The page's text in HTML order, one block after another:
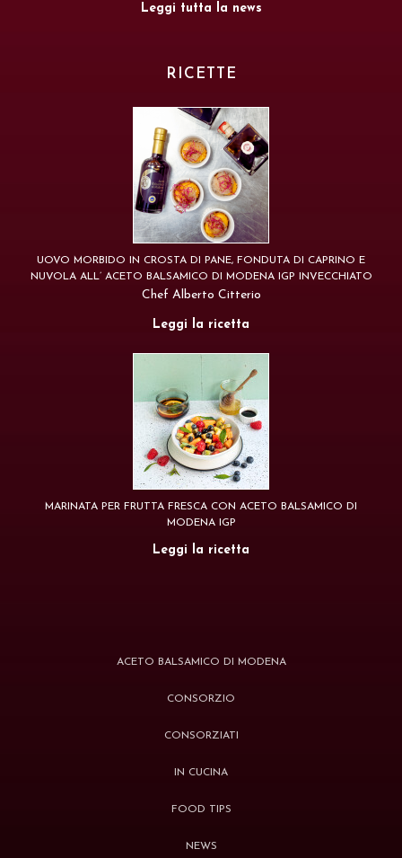
Leggi tutta la news
RICETTE
UOVO MORBIDO IN CROSTA DI PANE, FONDUTA DI CAPRINO E
NUVOLA ALL’ ACETO BALSAMICO DI MODENA IGP INVECCHIATO
Chef Alberto Citterio
Leggi la ricetta
MARINATA PER FRUTTA FRESCA CON ACETO BALSAMICO DI
MODENA IGP
Leggi la ricetta
ACETO BALSAMICO DI MODENA
CONSORZIO
CONSORZIATI
IN CUCINA
FOOD TIPS
NEWS